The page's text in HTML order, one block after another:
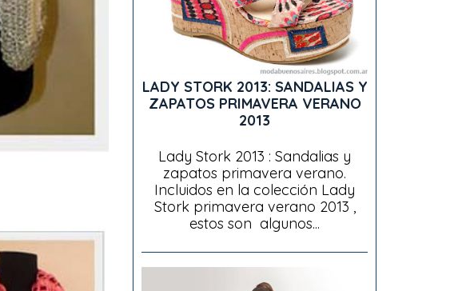
LADY STORK 2013: SANDALIAS Y
ZAPATOS PRIMAVERA VERANO
2013
Lady Stork 2013 : Sandalias y
zapatos primavera verano.
Incluidos en la colección Lady
Stork primavera verano 2013 ,
estos son algunos...